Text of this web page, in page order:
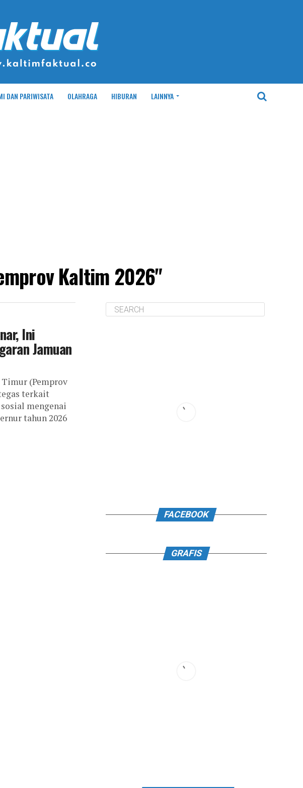
DAN PARIWISATA OLAHRAGA HIBURAN LAINNYA
Kaltim 2026"
Ini
Jamuan
(Pemprov
terkait
mengenai
tahun 2026
FACEBOOK
GRAFIS